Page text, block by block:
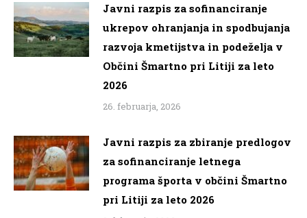
Javni razpis za sofinanciranje
ukrepov ohranjanja in spodbujanja
razvoja kmetijstva in podeželja v
Občini Šmartno pri Litiji za leto
2026
26. februarja, 2026
Javni razpis za zbiranje predlogov
za sofinanciranje letnega
programa športa v občini Šmartno
pri Litiji za leto 2026